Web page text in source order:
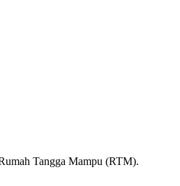
Tangga Mampu (RTM).